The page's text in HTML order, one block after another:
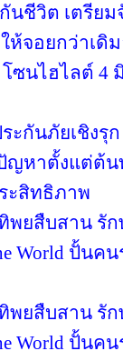
นชีวิต เตรียม
ให้จอยกว่าเ
นไฮไลต์ 4
กันภัยเชิงรุ
ญหาตั้งแต่ต้
ะสิทธิภาพ
พยสืบสาน รั
World ปั้น
พยสืบสาน รั
World ปั้น